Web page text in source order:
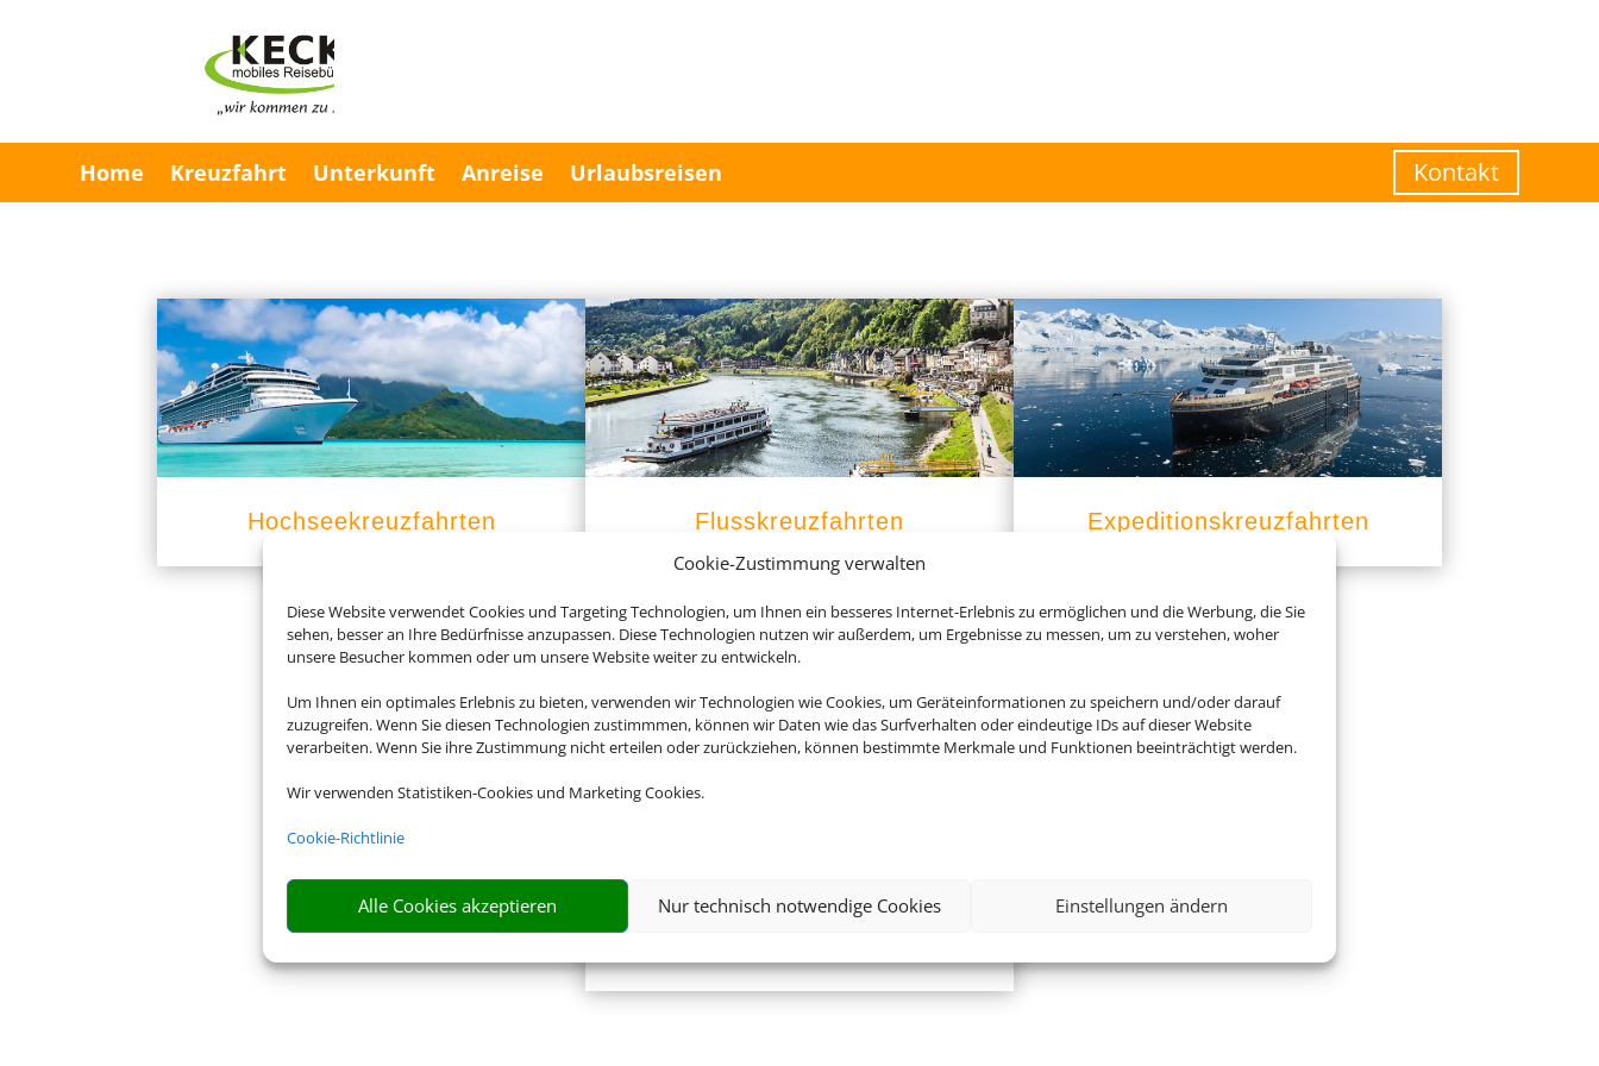
Cookie-Zustimmung verwalten
Diese Website verwendet Cookies und Targeting Technologien, um Ihnen ein besseres Internet-Erlebnis zu ermöglichen und die Werbung, die Sie
sehen, besser an Ihre Bedürfnisse anzupassen. Diese Technologien nutzen wir außerdem, um Ergebnisse zu messen, um zu verstehen, woher
unsere Besucher kommen oder um unsere Website weiter zu entwickeln.
Um Ihnen ein optimales Erlebnis zu bieten, verwenden wir Technologien wie Cookies, um Geräteinformationen zu speichern und/oder darauf
zuzugreifen. Wenn Sie diesen Technologien zustimmmen, können wir Daten wie das Surfverhalten oder eindeutige IDs auf dieser Website
verarbeiten. Wenn Sie ihre Zustimmung nicht erteilen oder zurückziehen, können bestimmte Merkmale und Funktionen beeinträchtigt werden.
Wir verwenden Statistiken-Cookies und Marketing Cookies.
Cookie-Richtlinie
Alle Cookies akzeptieren Nur technisch notwendige Cookies Einstellungen ändern
Home Kreuzfahrt Unterkunft Anreise Urlaubsreisen Kontakt
Hochseekreuzfahrten Flusskreuzfahrten Expeditionskreuzfahrten
Empfehlungen für Ihre Reise